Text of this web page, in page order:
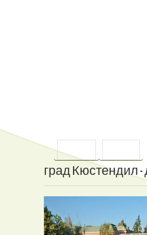
градКюстендил-